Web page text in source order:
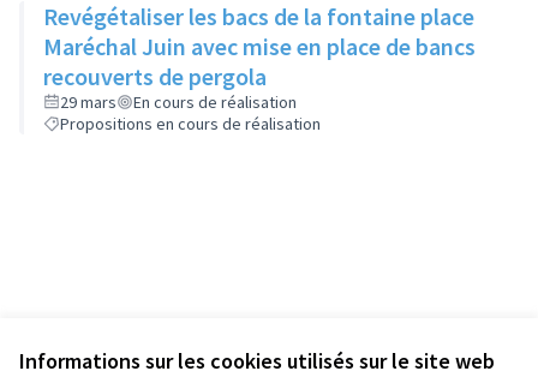
Informations sur les cookies utilisés sur le site web
Revégétaliser les bacs de la fontaine place
Maréchal Juin avec mise en place de bancs
recouverts de pergola
29 mars
En cours de réalisation
Propositions en cours de réalisation